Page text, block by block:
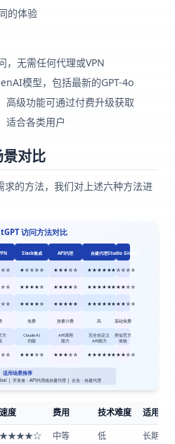
的体验
，无需任何代理或VPN
模型，包括最新的GPT-4o
高级功能可通过付费升级获取
适合各类用户
对比
求的方法，我们对上述六种方法进
速度 费用 技术难度
适用场
★★★★☆ 中等 低
长期稳